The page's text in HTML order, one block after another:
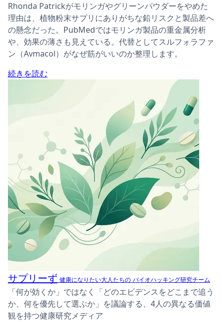
Rhonda Patrickがモリンガやグリーンパウダーをやめた
理由は、植物粉末サプリにありがちな鉛リスクと製品差へ
の懸念だった。PubMedではモリンガ製品の重金属分析
や、効果の薄さも見えている。代替としてスルフォラファ
ン（Avmacol）がなぜ筋がいいのか整理します。
続きを読む
サプリーず 健康になりたい大人たちの バイオハッキング研究チーム
「何が効くか」ではなく「どのエビデンスをどこまで追う
か、何を優先して選ぶか」を議論する、4人の異なる価値
観を持つ健康研究メディア